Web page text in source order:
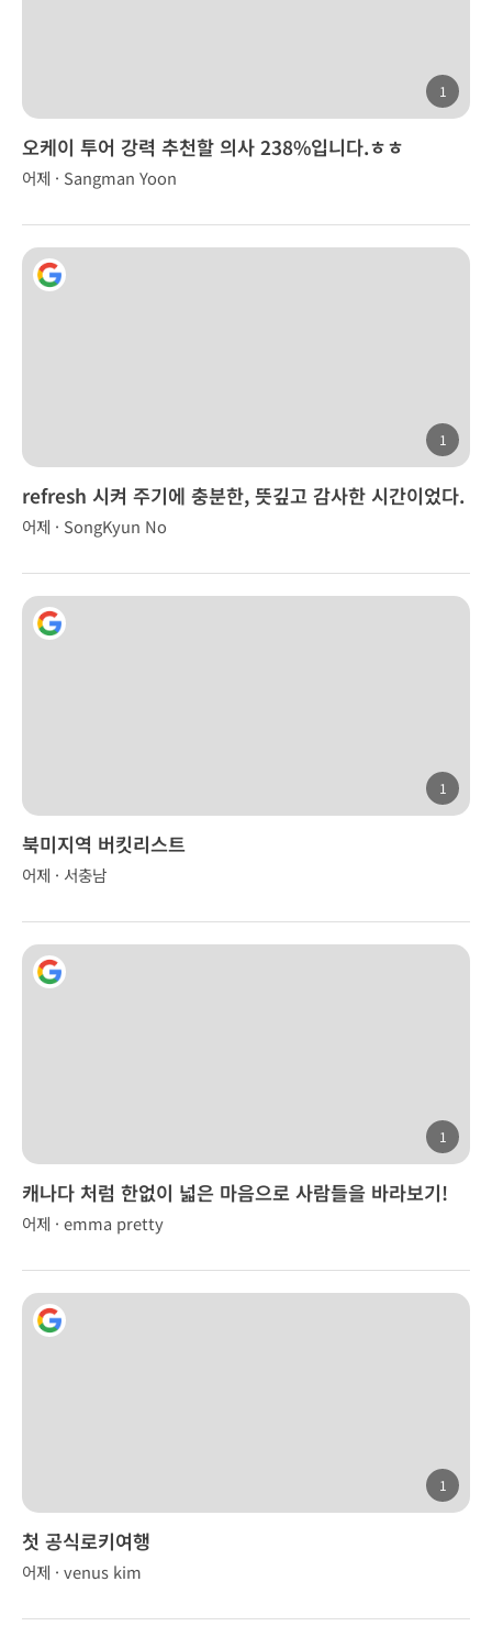
1
오케이 투어 강력 추천할 의사 238%입니다.ㅎㅎ
어제 · Sangman Yoon
1
refresh 시켜 주기에 충분한, 뜻깊고 감사한 시간이었다.
어제 · SongKyun No
1
북미지역 버킷리스트
어제 · 서충남
1
캐나다 처럼 한없이 넓은 마음으로 사람들을 바라보기!
어제 · emma pretty
1
첫 공식로키여행
어제 · venus kim